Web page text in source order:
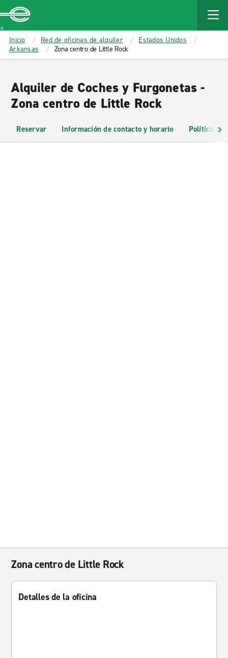
MAIN
CONTENT
Enterprise
Inicio Red de oficinas de alquiler
Estados Unidos
Arkansas
Zona centro de Little Rock
Alquiler de Coches y Furgonetas -
Zona centro de Little Rock
Reservar Información de contacto y horario Políticas
Zona centro de Little Rock
Detalles de la oficina